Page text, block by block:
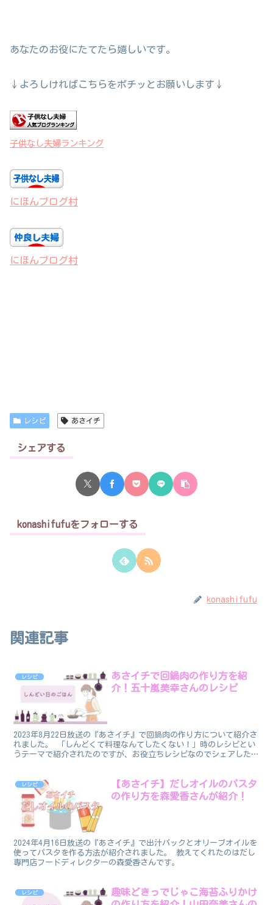
あなたのお役にたてたら嬉しいです。
↓よろしければこちらをポチッとお願いします↓
子供なし夫婦ランキング
にほんブログ村
にほんブログ村
レシピ あさイチ
シェアする
konashifufuをフォローする
konashifufu
関連記事
レシピ
あさイチで回鍋肉の作り方を紹
介！五十嵐美幸さんのレシピ
2023年8月22日放送の『あさイチ』で回鍋肉の作り方について紹介さ
れました。 「しんどくて料理なんてしたくない！」時のレシピとい
うテーマで紹介されたのですが、お役立ちレシピなのでシェアしたい
レシピ
【あさイチ】だしオイルのパスタ
の作り方を森愛香さんが紹介！
2024年4月16日放送の『あさイチ』で出汁パックとオリーブオイルを
使ってパスタを作る方法が紹介されました。 教えてくれたのはだし
専門店フードディレクターの森愛香さんです。
レシピ
趣味どきっでじゃこ海苔ふりかけ